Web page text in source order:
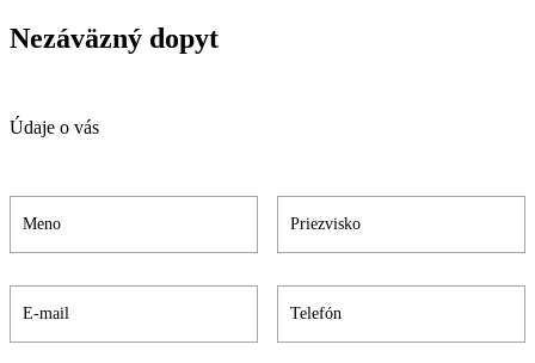
Nezáväzný dopyt
Údaje o vás